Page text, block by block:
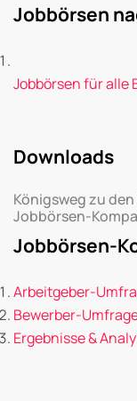
Jobbörsen
Jobbörsen für alle
Downloads
Königsweg zu
Jobbörsen-
Jobbörsen-
Arbeitgeber-
Bewerber-
Ergebnisse &